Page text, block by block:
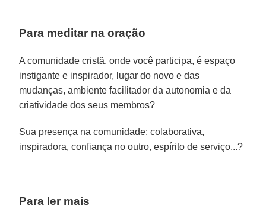
Para meditar na oração
A comunidade cristã, onde você participa, é espaço
instigante e inspirador, lugar do novo e das
mudanças, ambiente facilitador da autonomia e da
criatividade dos seus membros?
Sua presença na comunidade: colaborativa,
inspiradora, confiança no outro, espírito de serviço...?
Para ler mais